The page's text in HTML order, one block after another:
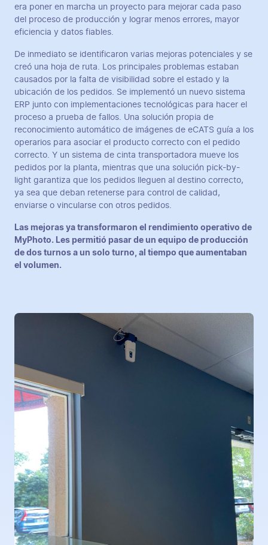
era poner en marcha un proyecto para mejorar cada paso
del proceso de producción y lograr menos errores, mayor
eficiencia y datos fiables.
De inmediato se identificaron varias mejoras potenciales y se
creó una hoja de ruta. Los principales problemas estaban
causados por la falta de visibilidad sobre el estado y la
ubicación de los pedidos. Se implementó un nuevo sistema
ERP junto con implementaciones tecnológicas para hacer el
proceso a prueba de fallos. Una solución propia de
reconocimiento automático de imágenes de eCATS guía a los
operarios para asociar el producto correcto con el pedido
correcto. Y un sistema de cinta transportadora mueve los
pedidos por la planta, mientras que una solución pick-by-
light garantiza que los pedidos lleguen al destino correcto,
ya sea que deban retenerse para control de calidad,
enviarse o vincularse con otros pedidos.
Las mejoras ya transformaron el rendimiento operativo de
MyPhoto. Les permitió pasar de un equipo de producción
de dos turnos a un solo turno, al tiempo que aumentaban
el volumen.